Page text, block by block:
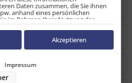
Daten zusammen, die Sie ihnen
anhand eines persönlichen
im Rahmen Ihrer Nutzung der
(bspw. Nutzungsdaten anderer
zur Nutzung von Cookies und Pixeln
indem Sie auf den
unten klicken und dort die
durch unsere Partner:
auf Informationen auf einem Endgerät
Impressum
Akzeptieren